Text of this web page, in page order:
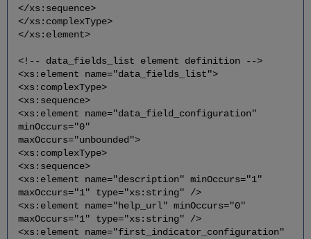
</xs:sequence>
</xs:complexType>
</xs:element>
<!-- data_fields_list element definition -->
<xs:element name="data_fields_list">
<xs:complexType>
<xs:sequence>
<xs:element name="data_field_configuration"
minOccurs="0"
maxOccurs="unbounded">
<xs:complexType>
<xs:sequence>
<xs:element name="description" minOccurs="1"
maxOccurs="1" type="xs:string" />
<xs:element name="help_url" minOccurs="0"
maxOccurs="1" type="xs:string" />
<xs:element name="first_indicator_configuration"